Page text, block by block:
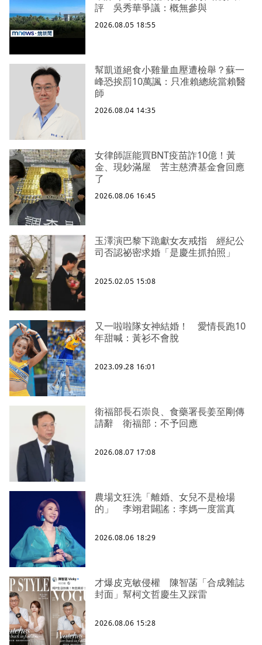
評 吳秀華爭議：概無參與
2026.08.05 18:55
幫凱道絕食小雞量血壓遭檢舉？蘇一
峰恐挨罰10萬諷：只准賴總統當賴醫
師
2026.08.04 14:35
女律師誆能買BNT疫苗詐10億！黃
金、現鈔滿屋 苦主慈濟基金會回應
了
2026.08.06 16:45
玉澤演巴黎下跪獻女友戒指 經紀公
司否認祕密求婚「是慶生抓拍照」
2025.02.05 15:08
又一啦啦隊女神結婚！ 愛情長跑10
年甜喊：黃衫不會脫
2023.09.28 16:01
衛福部長石崇良、食藥署長姜至剛傳
請辭 衛福部：不予回應
2026.08.07 17:08
農場文狂洗「離婚、女兒不是檢場
的」 李翊君闢謠：李媽一度當真
2026.08.06 18:29
才爆皮克敏侵權 陳智菡「合成雜誌
封面」幫柯文哲慶生又踩雷
2026.08.06 15:28